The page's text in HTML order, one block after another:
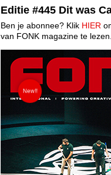
Editie #445 Dit was
Ben je abonnee? Klik HIER
van FONK magazine te lezen.